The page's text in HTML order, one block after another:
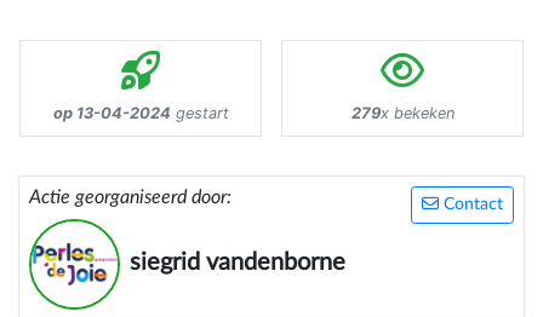
op 13-04-2024 gestart 279x bekeken
Contact
Actie georganiseerd door:
siegrid vandenborne